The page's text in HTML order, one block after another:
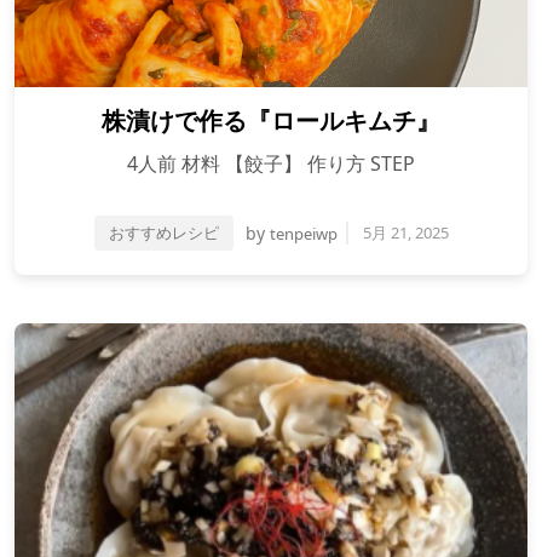
株漬けで作る『ロールキムチ』
4人前 材料 【餃子】 作り方 STEP
おすすめレシピ by tenpeiwp 5月 21, 2025